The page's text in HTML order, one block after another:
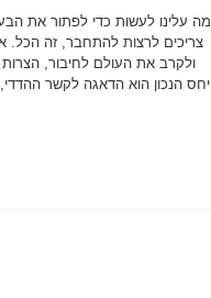
מה עלינו לעשות כדי לפתור את
צריכים לרצות להתחבר, זה
ולקרב את העולם לחיבור, הצרות